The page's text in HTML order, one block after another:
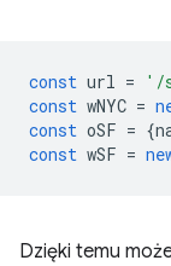
const url = '/
const wNYC =
const oSF = {
const wSF =
Dzięki temu